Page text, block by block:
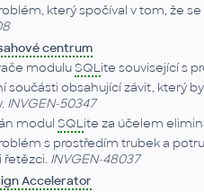
který spočíval v tom, že
centrum
moduluSQLite související s
součásti obsahující závit, který
INVGEN-50347
modul SQLite za účelem
s prostředím trubek a
řetězci. INVGEN-48037
Accelerator